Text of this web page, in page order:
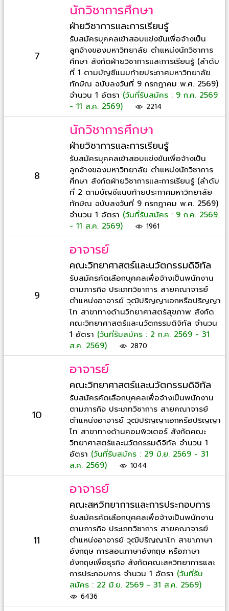
7
นักวิชาการศึกษา
ฝ่ายวิชาการและการเรียนรู้
รับสมัครบุคคลเข้าสอบแข่งขันเพื่อจ้างเป็น
ลูกจ้างของมหาวิทยาลัย ตำแหน่งนักวิชาการ
ศึกษา สังกัดฝ่ายวิชาการและการเรียนรู้ (ลำดับ
ที่ 1 ตามบัญชีแนบท้ายประกาศมหาวิทยาลัย
ทักษิณ ฉบับลงวันที่ 9 กรกฎาคม พ.ศ. 2569)
จำนวน 1 อัตรา (วันที่รับสมัคร : 9 ก.ค. 2569
- 11 ส.ค. 2569)
2214
8
นักวิชาการศึกษา
ฝ่ายวิชาการและการเรียนรู้
รับสมัครบุคคลเข้าสอบแข่งขันเพื่อจ้างเป็น
ลูกจ้างของมหาวิทยาลัย ตำแหน่งนักวิชาการ
ศึกษา สังกัดฝ่ายวิชาการและการเรียนรู้ (ลำดับ
ที่ 2 ตามบัญชีแนบท้ายประกาศมหาวิทยาลัย
ทักษิณ ฉบับลงวันที่ 9 กรกฎาคม พ.ศ. 2569)
จำนวน 1 อัตรา (วันที่รับสมัคร : 9 ก.ค. 2569
- 11 ส.ค. 2569)
1961
9
อาจารย์
คณะวิทยาศาสตร์และนวัตกรรมดิจิทัล
รับสมัครคัดเลือกบุคคลเพื่อจ้างเป็นพนักงาน
ตามภารกิจ ประเภทวิชาการ สายคณาจารย์
ตำแหน่งอาจารย์ วุฒิปริญญาเอกหรือปริญญา
โท สาขาทางด้านวิทยาศาสตร์สุขภาพ สังกัด
คณะวิทยาศาสตร์และนวัตกรรมดิจิทัล จำนวน
1 อัตรา (วันที่รับสมัคร : 2 ก.ค. 2569 - 31
ส.ค. 2569)
2870
10
อาจารย์
คณะวิทยาศาสตร์และนวัตกรรมดิจิทัล
รับสมัครคัดเลือกบุคคลเพื่อจ้างเป็นพนักงาน
ตามภารกิจ ประเภทวิชาการ สายคณาจารย์
ตำแหน่งอาจารย์ วุฒิปริญญาเอกหรือปริญญา
โท สาขาทางด้านคอมพิวเตอร์ สังกัดคณะ
วิทยาศาสตร์และนวัตกรรมดิจิทัล จำนวน 1
อัตรา (วันที่รับสมัคร : 29 มิ.ย. 2569 - 31
ส.ค. 2569)
1044
11
อาจารย์
คณะสหวิทยาการและการประกอบการ
รับสมัครคัดเลือกบุคคลเพื่อจ้างเป็นพนักงาน
ตามภารกิจ ประเภทวิชาการ สายคณาจารย์
ตำแหน่งอาจารย์ วุฒิปริญญาโท สาขาภาษา
อังกฤษ การสอนภาษาอังกฤษ หรือภาษา
อังกฤษเพื่อธุรกิจ สังกัดคณะสหวิทยาการและ
การประกอบการ จำนวน 1 อัตรา (วันที่รับ
สมัคร : 22 มิ.ย. 2569 - 31 ส.ค. 2569)
6436